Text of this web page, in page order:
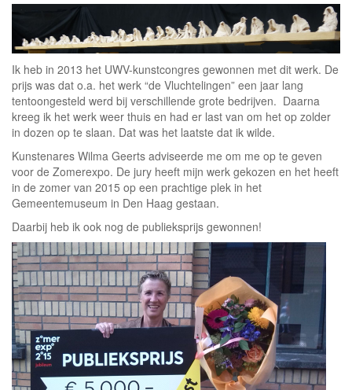
Ik heb in 2013 het UWV-kunstcongres gewonnen met dit werk. De
prijs was dat o.a. het werk “de Vluchtelingen” een jaar lang
tentoongesteld werd bij verschillende grote bedrijven. Daarna
kreeg ik het werk weer thuis en had er last van om het op zolder
in dozen op te slaan. Dat was het laatste dat ik wilde.
Kunstenares Wilma Geerts adviseerde me om me op te geven
voor de Zomerexpo. De jury heeft mijn werk gekozen en het heeft
in de zomer van 2015 op een prachtige plek in het
Gemeentemuseum in Den Haag gestaan.
Daarbij heb ik ook nog de publieksprijs gewonnen!